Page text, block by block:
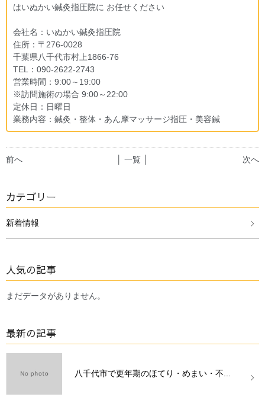
はいぬかい鍼灸指圧院に お任せください
会社名：いぬかい鍼灸指圧院
住所：〒276-0028
千葉県八千代市村上1866-76
TEL：090-2622-2743
営業時間：9:00～19:00
※訪問施術の場合 9:00～22:00
定休日：日曜日
業務内容：鍼灸・整体・あん摩マッサージ指圧・美容鍼
前へ 次へ
│ 一覧 │
カテゴリー
新着情報
人気の記事
まだデータがありません。
最新の記事
八千代市で更年期のほてり・めまい・不...